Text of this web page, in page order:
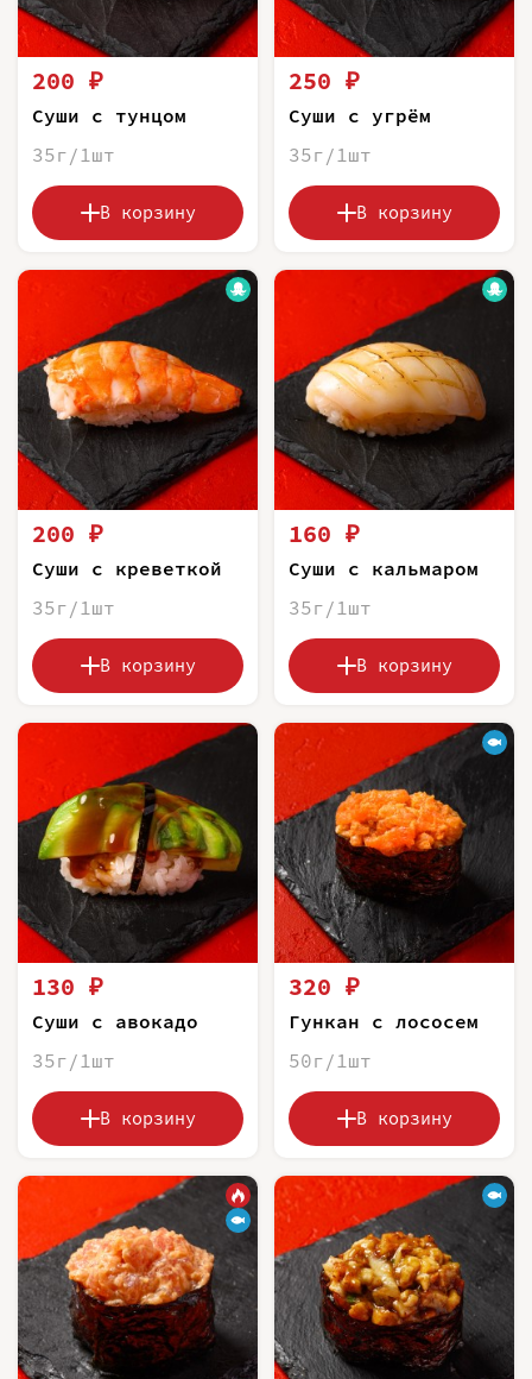
200 ₽
Суши с тунцом
35г/1шт
В корзину
250 ₽
Суши с угрём
35г/1шт
В корзину
200 ₽
Суши с креветкой
35г/1шт
В корзину
160 ₽
Суши с кальмаром
35г/1шт
В корзину
130 ₽
Суши с авокадо
35г/1шт
В корзину
320 ₽
Гункан с лососем
50г/1шт
В корзину